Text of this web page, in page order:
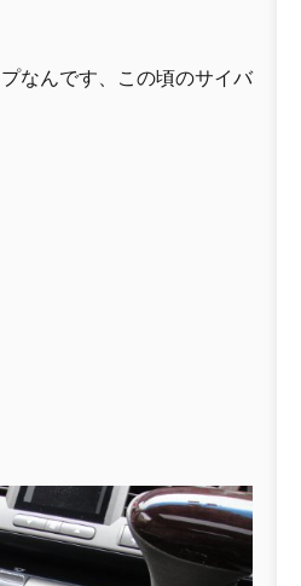
なんです、この頃のサイバ